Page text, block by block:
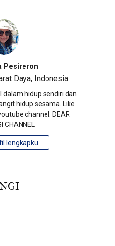
Pesireron
Daya, Indonesia
dalam hidup sendiri dan
hidup sesama. Like
channel: DEAR
CHANNEL
lengkapku